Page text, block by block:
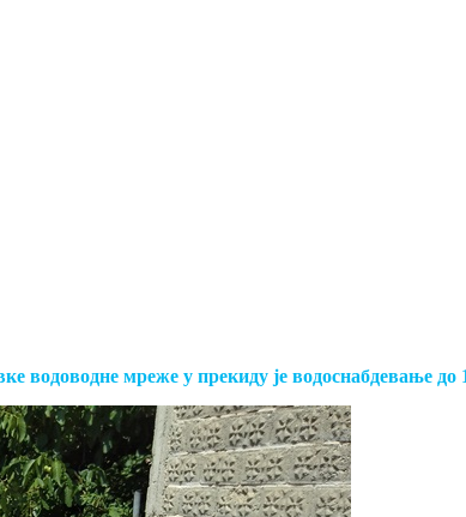
водоводне мреже у прекиду је водоснабдевање